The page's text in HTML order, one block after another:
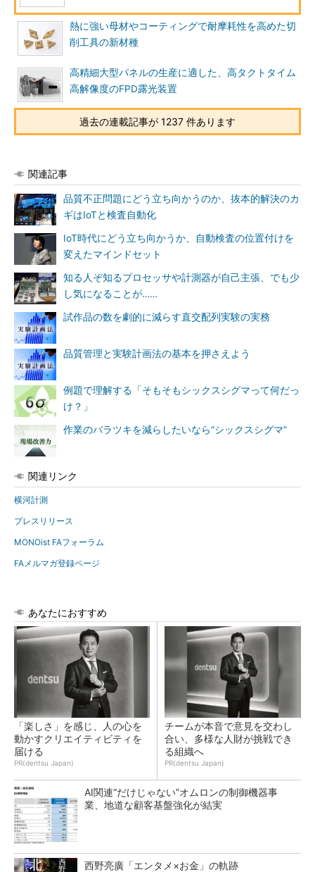
熱に強い母材やコーティングで耐摩耗性を高めた切
削工具の新材種
高精細大型パネルの生産に適した、高タクトタイム
高解像度のFPD露光装置
過去の連載記事が 1237 件あります
関連記事
品質不正問題にどう立ち向かうのか、抜本的解決のカ
ギはIoTと検査自動化
IoT時代にどう立ち向かうか、自動検査の位置付けを
変えたマインドセット
知る人ぞ知るプロセッサや計測器が自己主張、でも少
し気になることが……
試作品の数を劇的に減らす直交配列実験の実務
品質管理と実験計画法の基本を押さえよう
例題で理解する「そもそもシックスシグマって何だっ
け？」
作業のバラツキを減らしたいなら“シックスシグマ”
関連リンク
横河計測
プレスリリース
MONOist FAフォーラム
FAメルマガ登録ページ
あなたにおすすめ
「楽しさ」を感じ、人の心を
動かすクリエイティビティを
届ける
PR(dentsu Japan)
チームが本音で意見を交わし
合い、多様な人財が挑戦でき
る組織へ
PR(dentsu Japan)
AI関連“だけじゃない”オムロンの制御機器事
業、地道な顧客基盤強化が結実
西野亮廣「エンタメ×お金」の軌跡